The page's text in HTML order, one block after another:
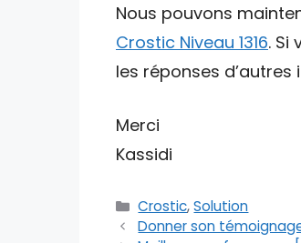
Nous pouvons
Crostic Niveau 1316. Si
les réponses
Merci
Kassidi
Catégories
Crostic,Solution
Donner son